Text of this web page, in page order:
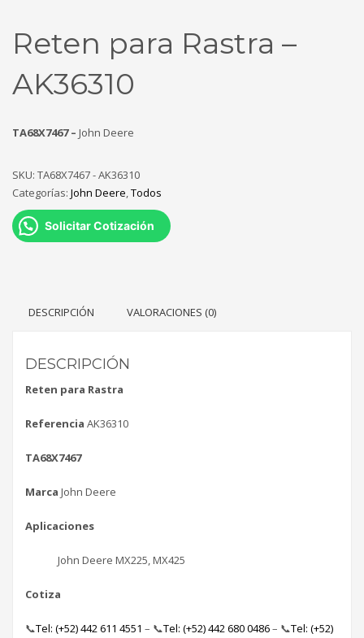
Reten para Rastra –
AK36310
TA68X7467 – John Deere
SKU: TA68X7467 - AK36310
Categorías: John Deere,Todos
Solicitar Cotización
DESCRIPCIÓN VALORACIONES (0)
DESCRIPCIÓN
Reten para Rastra
Referencia AK36310
TA68X7467
Marca John Deere
Aplicaciones
John Deere MX225, MX425
Cotiza
📞Tel: (+52) 442 611 4551 – 📞Tel: (+52) 442 680 0486– 📞Tel: (+52)